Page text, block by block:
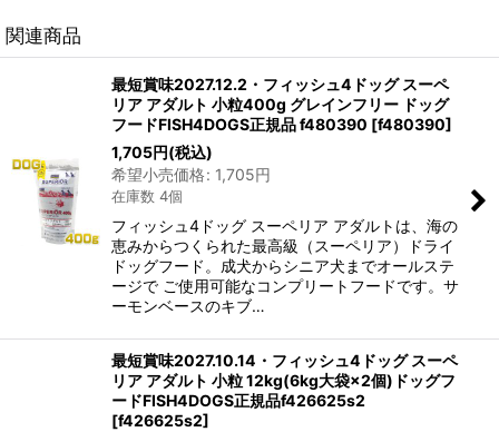
関連商品
最短賞味2027.12.2・フィッシュ4ドッグ スーペ
リア アダルト 小粒400g グレインフリー ドッグ
フードFISH4DOGS正規品 f480390 [f480390]
1,705円(税込)
希望小売価格: 1,705円
在庫数 4個
フィッシュ4ドッグ スーペリア アダルトは、海の
恵みからつくられた最高級（スーペリア）ドライ
ドッグフード。成犬からシニア犬までオールステ
ージで ご使用可能なコンプリートフードです。サ
ーモンベースのキブ…
最短賞味2027.10.14・フィッシュ4ドッグ スーペ
リア アダルト 小粒 12kg(6kg大袋×2個)ドッグフ
ードFISH4DOGS正規品f426625s2
[f426625s2]